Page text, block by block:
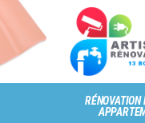
RÉNOVATION